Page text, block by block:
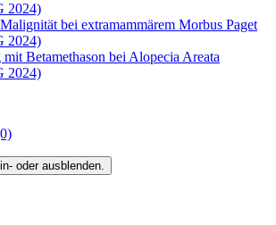
2024)
bei extramammärem Morbus Paget
2024)
Betamethason bei Alopecia Areata
2024)
oder ausblenden.